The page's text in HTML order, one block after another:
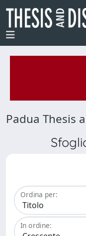
Padua Thesis
Ordina per:
In ordine: